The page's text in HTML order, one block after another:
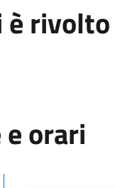
è rivolto
orari